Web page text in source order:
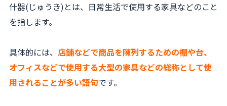
什器(じゅうき)とは、日常生活で使用する家具などのこと
を指します。
具体的には、 店舗などで商品を陳列するための棚や台、
オフィスなどで使用する大型の家具などの総称として使
用されることが多い語句です。